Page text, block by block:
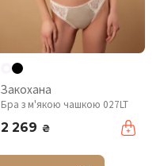
Закохана
Бра з м'якою чашкою 027LT
2 269 ₴